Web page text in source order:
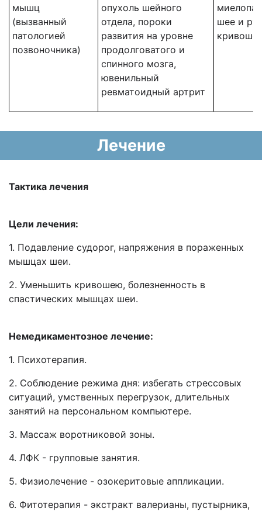
мышц
(вызванный
патологией
позвоночника)
опухоль шейного
отдела, пороки
развития на уровне
продолговатого и
спинного мозга,
ювенильный
ревматоидный артрит
шее и
Лечение
Тактика лечения
Цели лечения:
1. Подавление судорог, напряжения в пораженных
мышцах шеи.
2. Уменьшить кривошею, болезненность в
спастических мышцах шеи.
Немедикаментозное лечение:
1. Психотерапия.
2. Соблюдение режима дня: избегать стрессовых
ситуаций, умственных перегрузок, длительных
занятий на персональном компьютере.
3. Массаж воротниковой зоны.
4. ЛФК - групповые занятия.
5. Физиолечение - озокеритовые аппликации.
6. Фитотерапия - экстракт валерианы, пустырника,